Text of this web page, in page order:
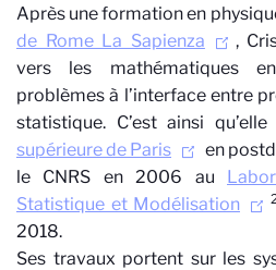
Après une formation en
de Rome La Sapienza
,
vers les mathématiques
problèmes à l’interface entre
statistique. C’est ainsi
supérieure de Paris
en
le CNRS en 2006 au
Statistique et Modélisation
2018.
Ses travaux portent sur les